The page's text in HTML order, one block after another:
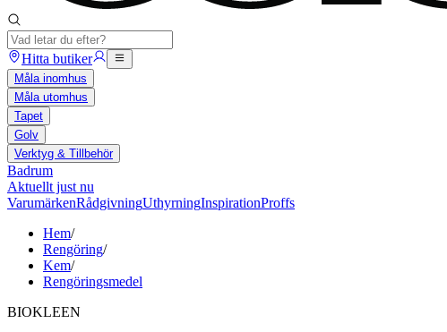
Hitta butiker
Måla inomhus
Måla utomhus
Tapet
Golv
Verktyg & Tillbehör
Badrum
Aktuellt just nu
VarumärkenRådgivningUthyrningInspirationProffs
Hem/
Rengöring/
Kem/
Rengöringsmedel
BIOKLEEN